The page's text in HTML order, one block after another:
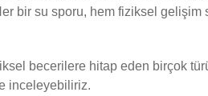
bir su sporu, hem fiziksel
becerilere hitap eden birçok
inceleyebiliriz.